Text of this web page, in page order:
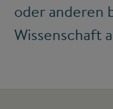
oder anderen
Wissenschaft